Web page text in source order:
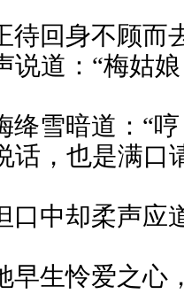
回身不顾而
说道：“梅姑
雪暗道：“哼
话，也是满
中却柔声应
生怜爱之心